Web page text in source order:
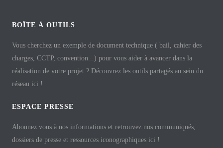
BOÎTE À OUTILS
Vous cherchez un exemple de document technique ( bail, cahier des
charges, CCTP, convention...) pour vous aider à avancer dans la
réalisation de votre projet ? Découvrez les outils partagés au sein du
réseau ici !
ESPACE PRESSE
Abonnez vous à nos informations et retrouvez nos communiqués,
dossiers de presse et ressources iconographiques ici !